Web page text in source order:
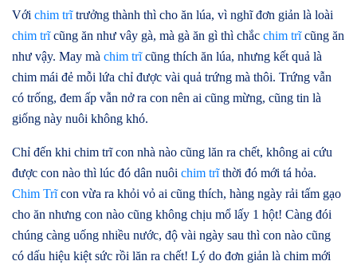
Với chim trĩtrưởng thành thì cho ăn lúa, vì nghĩ đơn giản là loài
chim trĩcũng ăn như vây gà, mà gà ăn gì thì chắc chim trĩcũng ăn
như vậy. May mà chim trĩcũng thích ăn lúa, nhưng kết quả là
chim mái đẻ mỗi lứa chỉ được vài quả trứng mà thôi. Trứng vẫn
có trống, đem ấp vẫn nở ra con nên ai cũng mừng, cũng tin là
giống này nuôi không khó.
Chỉ đến khi chim trĩ con nhà nào cũng lăn ra chết, không ai cứu
được con nào thì lúc đó dân nuôi chim trĩthời đó mới tá hỏa.
Chim Trĩcon vừa ra khỏi vỏ ai cũng thích, hàng ngày rải tấm gạo
cho ăn nhưng con nào cũng không chịu mổ lấy 1 hột! Càng đói
chúng càng uống nhiều nước, độ vài ngày sau thì con nào cũng
có dấu hiệu kiệt sức rồi lăn ra chết! Lý do đơn giản là chim mới